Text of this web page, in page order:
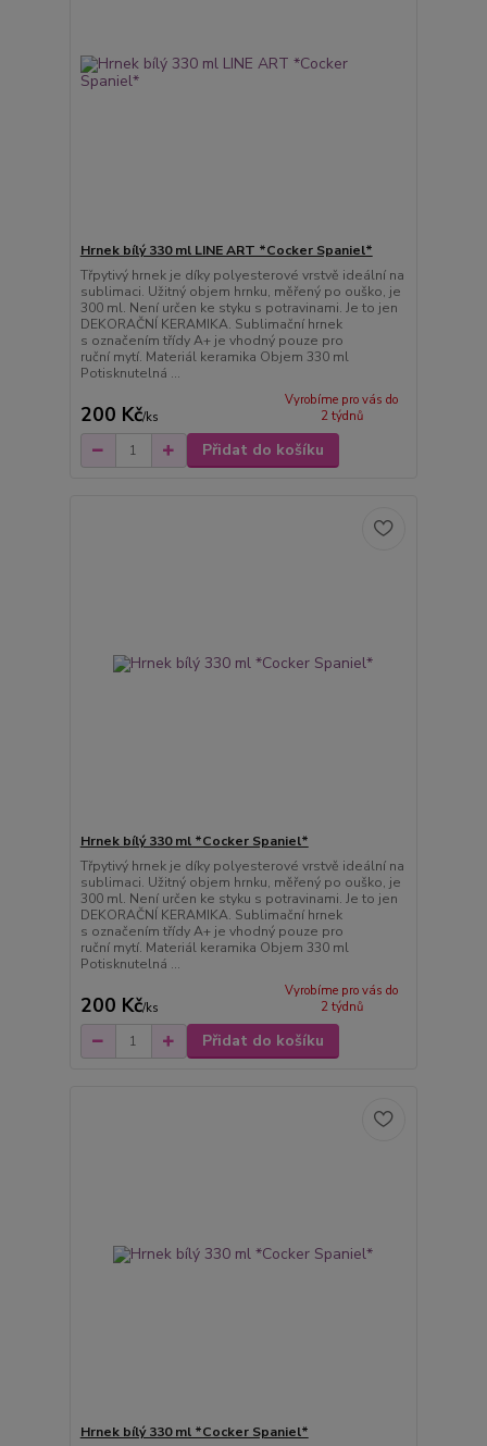
Hrnek bílý 330 ml LINE ART *Cocker Spaniel*
Třpytivý hrnek je díky polyesterové vrstvě ideální na
sublimaci. Užitný objem hrnku, měřený po ouško, je
300 ml. Není určen ke styku s potravinami. Je to jen
DEKORAČNÍ KERAMIKA. Sublimační hrnek
s označením třídy A+ je vhodný pouze pro
ruční mytí. Materiál keramika Objem 330 ml
Potisknutelná ...
200 Kč/ks
Vyrobíme pro vás do
2 týdnů
Přidat do košíku
Hrnek bílý 330 ml *Cocker Spaniel*
Třpytivý hrnek je díky polyesterové vrstvě ideální na
sublimaci. Užitný objem hrnku, měřený po ouško, je
300 ml. Není určen ke styku s potravinami. Je to jen
DEKORAČNÍ KERAMIKA. Sublimační hrnek
s označením třídy A+ je vhodný pouze pro
ruční mytí. Materiál keramika Objem 330 ml
Potisknutelná ...
200 Kč/ks
Vyrobíme pro vás do
2 týdnů
Přidat do košíku
Hrnek bílý 330 ml *Cocker Spaniel*